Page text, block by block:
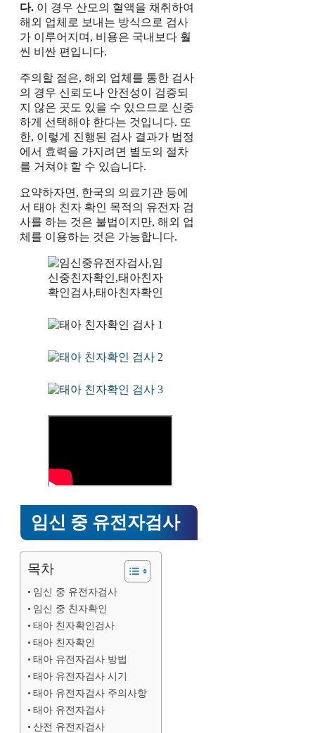
다. 이 경우 산모의 혈액을 채취하여
해외 업체로 보내는 방식으로 검사
가 이루어지며, 비용은 국내보다 훨
씬 비싼 편입니다.
주의할 점은, 해외 업체를 통한 검사
의 경우 신뢰도나 안전성이 검증되
지 않은 곳도 있을 수 있으므로 신중
하게 선택해야 한다는 것입니다. 또
한, 이렇게 진행된 검사 결과가 법정
에서 효력을 가지려면 별도의 절차
를 거쳐야 할 수 있습니다.
요약하자면, 한국의 의료기관 등에
서 태아 친자 확인 목적의 유전자 검
사를 하는 것은 불법이지만, 해외 업
체를 이용하는 것은 가능합니다.
임신 중 유전자검사
목차
임신 중 유전자검사
임신 중 친자확인
태아 친자확인검사
태아 친자확인
태아 유전자검사 방법
태아 유전자검사 시기
태아 유전자검사 주의사항
태아 유전자검사
산전 유전자검사